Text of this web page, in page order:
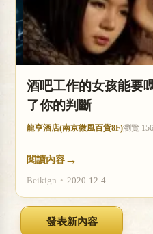
酒吧工作的女孩能要
了你的判斷
龍亨酒店(南京微風百貨8F)瀏覽
閱讀內容 →
Beikign • 2020-12-4